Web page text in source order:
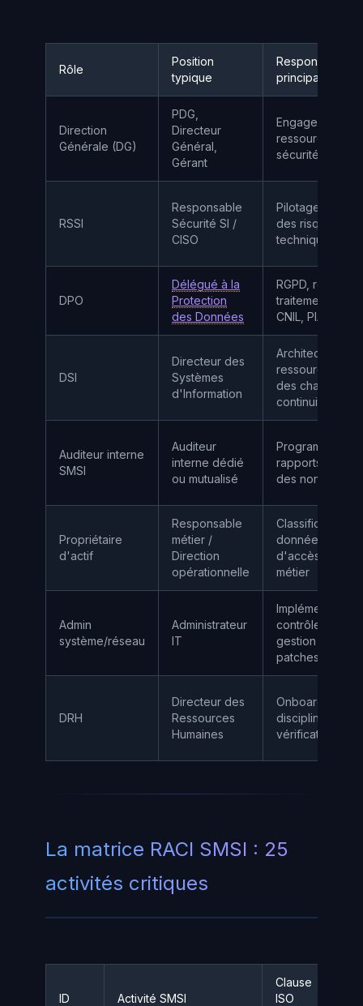
Rôle
Position
typique
Responsabilités
principales
Direction
Générale (DG)
PDG,
Directeur
Général,
Gérant
Engagement
ressources,
sécurité
RSSI
Responsable
Sécurité SI /
CISO
Pilotage SMSI,
des risques,
techniques,
DPO
Délégué à la
Protection
des Données
RGPD, registre
traitements,
CNIL, PIA
DSI
Directeur des
Systèmes
d'Information
Architecture SI,
ressources IT,
des
continuité
Auditeur interne
SMSI
Auditeur
interne dédié
ou mutualisé
Programme
rapports
des non-
Propriétaire
d'actif
Responsable
métier /
Direction
opérationnelle
Classification
données,
d'accès métier,
métier
Admin
système/réseau
Administrateur
IT
Implémentation
contrôles
gestion des
patches
DRH
Directeur des
Ressources
Humaines
Onboarding/
discipline,
vérification
La matrice RACI SMSI : 25
activités critiques
ID Activité SMSI
Clause
ISO